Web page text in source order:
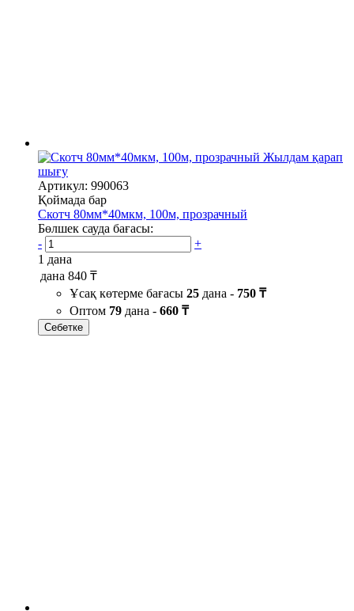
Жылдам қарап
шығу
Артикул: 990063
Қоймада бар
Скотч 80мм*40мкм, 100м, прозрачный
Бөлшек сауда бағасы:
-
+
1 дана
дана 840 ₸
Ұсақ көтерме бағасы 25 дана - 750 ₸
Оптом 79 дана - 660 ₸
Себетке